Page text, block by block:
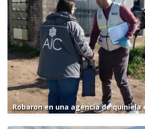
Robaron en una agencia de quiniela